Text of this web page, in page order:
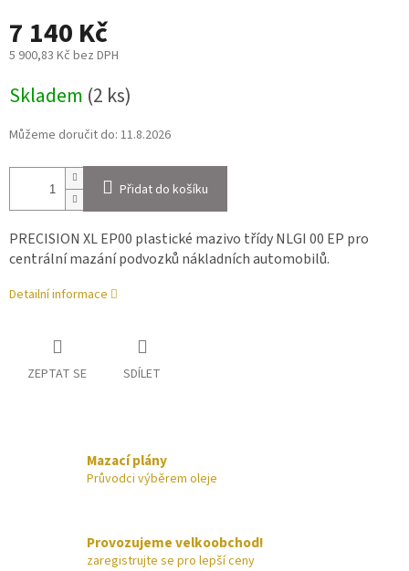
7 140 Kč
5 900,83 Kč bez DPH
cena:
Skladem (2 ks)
Můžeme doručit do: 11.8.2026
Přidat do košíku
PRECISION XL EP00 plastické mazivo třídy NLGI 00 EP pro
centrální mazání podvozků nákladních automobilů.
Detailní informace
ZEPTAT SE SDÍLET
Mazací plány
Průvodci výběrem oleje
Provozujeme velkoobchod!
zaregistrujte se pro lepší ceny